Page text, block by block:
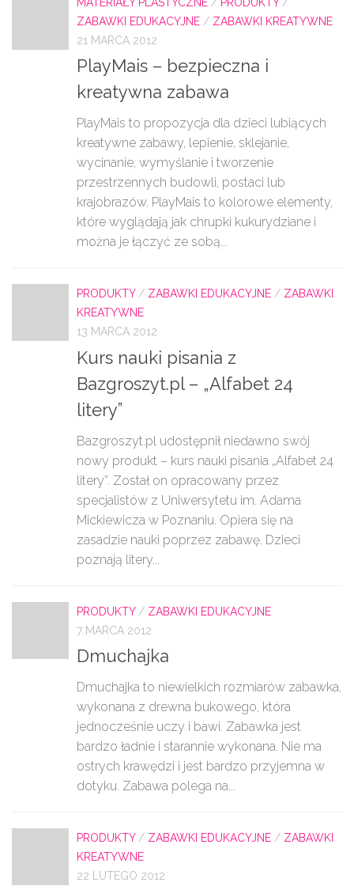
ZABAWKI EDUKACYJNE / ZABAWKI KREATYWNE
21 MARCA 2012
PlayMais – bezpieczna i
kreatywna zabawa
PlayMais to propozycja dla dzieci lubiących
kreatywne zabawy, lepienie, sklejanie,
wycinanie, wymyślanie i tworzenie
przestrzennych budowli, postaci lub
krajobrazów. PlayMais to kolorowe elementy,
które wyglądają jak chrupki kukurydziane i
można je łączyć ze sobą...
PRODUKTY/ ZABAWKI EDUKACYJNE / ZABAWKI
KREATYWNE
13 MARCA 2012
Kurs nauki pisania z
Bazgroszyt.pl – „Alfabet 24
litery”
Bazgroszyt.pl udostępnił niedawno swój
nowy produkt – kurs nauki pisania „Alfabet 24
litery”. Został on opracowany przez
specjalistów z Uniwersytetu im. Adama
Mickiewicza w Poznaniu. Opiera się na
zasadzie nauki poprzez zabawę. Dzieci
poznają litery...
PRODUKTY/ ZABAWKI EDUKACYJNE
7 MARCA 2012
Dmuchajka
Dmuchajka to niewielkich rozmiarów zabawka,
wykonana z drewna bukowego, która
jednocześnie uczy i bawi. Zabawka jest
bardzo ładnie i starannie wykonana. Nie ma
ostrych krawędzi i jest bardzo przyjemna w
dotyku. Zabawa polega na...
PRODUKTY/ ZABAWKI EDUKACYJNE / ZABAWKI
KREATYWNE
22 LUTEGO 2012